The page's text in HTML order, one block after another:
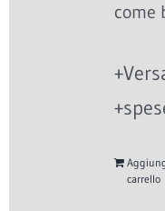
come
carrello